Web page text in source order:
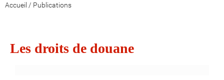
Accueil / Publications
Les droits de douane